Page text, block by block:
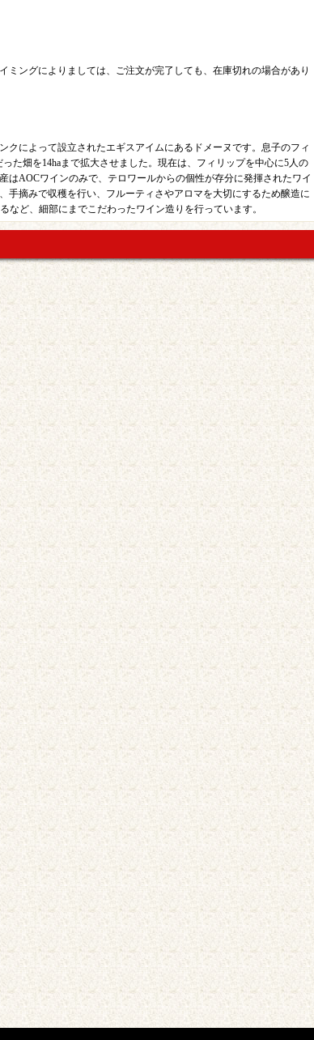
ングによりましては、ご注文が完了しても、在庫切れの場合があり
クによって設立されたエギスアイムにあるドメーヌです。息子のフィ
た畑を14haまで拡大させました。現在は、フィリップを中心に5人の
はAOCワインのみで、テロワールからの個性が存分に発揮されたワイ
手摘みで収穫を行い、フルーティさやアロマを大切にするため醸造に
など、細部にまでこだわったワイン造りを行っています。